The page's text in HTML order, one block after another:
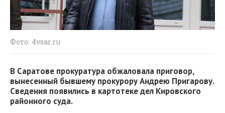
Фото: 4vsar.ru
В Саратове прокуратура обжаловала приговор,
вынесенный бывшему прокурору Андрею Пригарову.
Сведения появились в картотеке дел Кировского
районного суда.